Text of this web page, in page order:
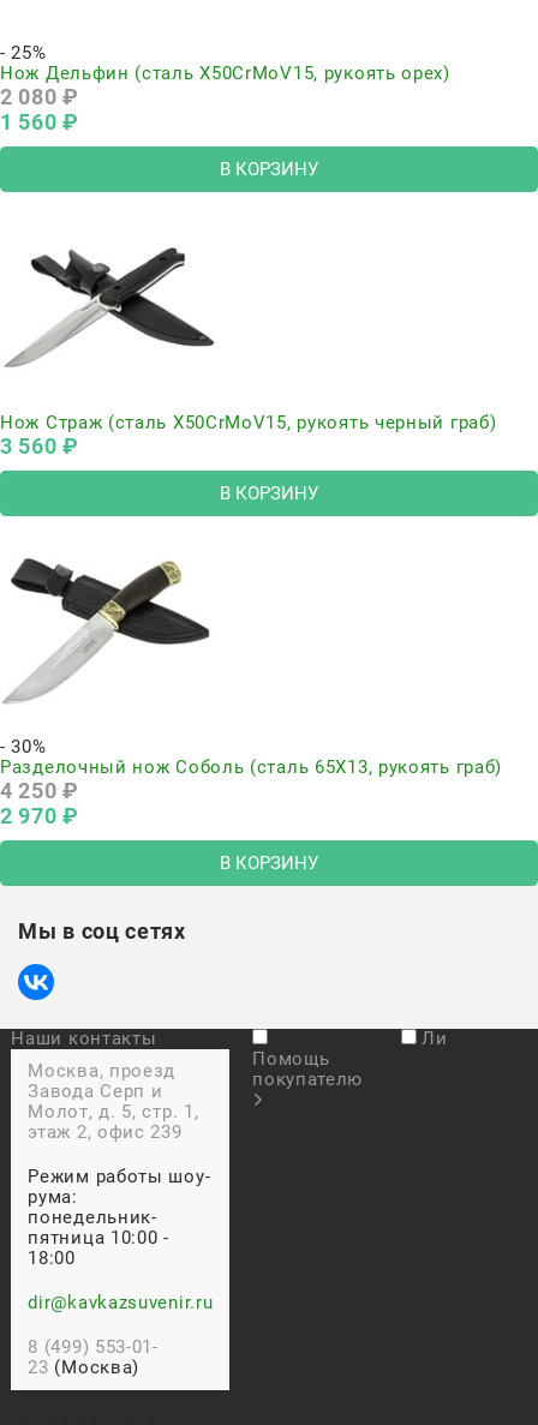
- 25%
Нож Дельфин (сталь Х50CrMoV15, рукоять орех)
2 080 ₽
1 560 ₽
В КОРЗИНУ
Нож Страж (сталь Х50CrMoV15, рукоять черный граб)
3 560 ₽
В КОРЗИНУ
- 30%
Разделочный нож Соболь (сталь 65Х13, рукоять граб)
4 250 ₽
2 970 ₽
В КОРЗИНУ
Мы в соц сетях
Наши контакты
Москва, проезд
Завода Серп и
Молот, д. 5, стр. 1,
этаж 2, офис 239
Режим работы шоу-
рума:
понедельник-
пятница 10:00 -
18:00
dir@kavkazsuvenir.ru
8 (499) 553-01-
23 (Москва)
Помощь
покупателю
Ли